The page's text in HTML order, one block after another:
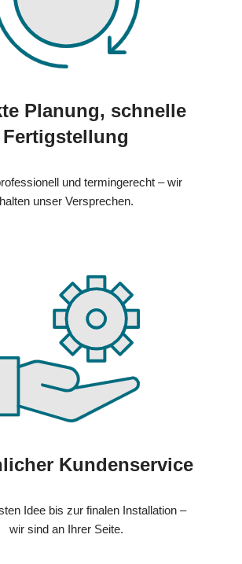
Planung, schnelle
Fertigstellung
und termingerecht – wir
halten unser Versprechen.
Kundenservice
Idee bis zur finalen Installation –
wir sind an Ihrer Seite.